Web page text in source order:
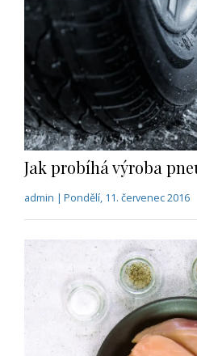
Jak probíhá výroba
admin | Pondělí, 11. červenec 2016